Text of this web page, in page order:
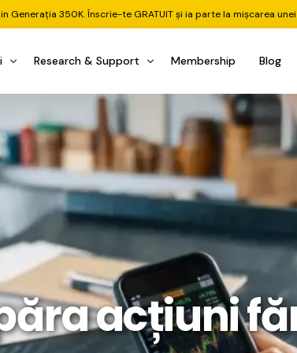
Generația 350K. Înscrie-te GRATUIT și ia parte la mișcarea
Investițional
(DGI & DCF)
& Execuție
Pieței
ETF
Acțiuni
Dive Stocks
Check
Tracking
Mecanice
EA MT5
Research & Support
Pastila Financiară Premium
Risc sau Oportunitate
Q&A LIVE
Comunitate Premium
Chat & Suport Mentor
1 la 1 Mentor
Membership Blog
acțiuni